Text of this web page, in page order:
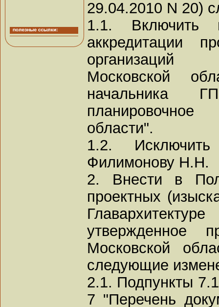
29.04.2010 N 20)
1.1. Включить
аккредитации
организаций
Московской
начальника
планировочное
области".
1.2.
Филимонову Н.Н.
2. Внести в
проектных
утвержденное
Московской
следующие
2.1. Подпункты
7 "Перечень